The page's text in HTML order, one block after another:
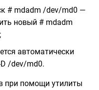
# mdadm /dev/md0 —
новый # mdadm
автоматически
/dev/md0.
при помощи утилиты